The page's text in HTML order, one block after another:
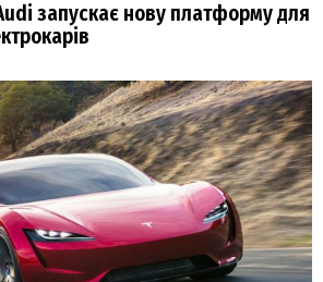
запускає нову платформу для